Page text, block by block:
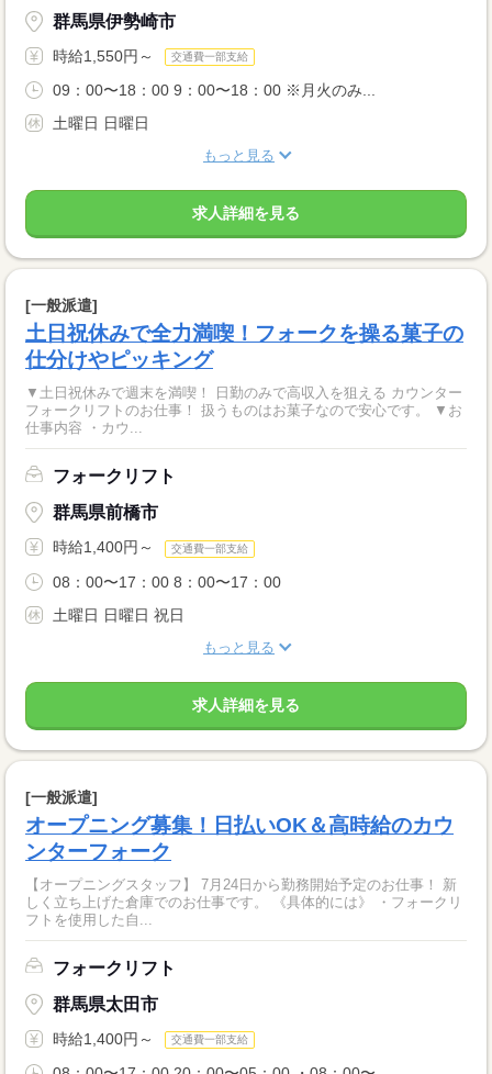
群馬県伊勢崎市
時給1,550円～ 交通費一部支給
09：00〜18：00 9：00〜18：00 ※月火のみ...
土曜日 日曜日
もっと見る
求人詳細を見る
[一般派遣]
土日祝休みで全力満喫！フォークを操る菓子の
仕分けやピッキング
▼土日祝休みで週末を満喫！ 日勤のみで高収入を狙える カウンター
フォークリフトのお仕事！ 扱うものはお菓子なので安心です。 ▼お
仕事内容 ・カウ...
フォークリフト
群馬県前橋市
時給1,400円～ 交通費一部支給
08：00〜17：00 8：00〜17：00
土曜日 日曜日 祝日
もっと見る
求人詳細を見る
[一般派遣]
オープニング募集！日払いOK＆高時給のカウ
ンターフォーク
【オープニングスタッフ】 7月24日から勤務開始予定のお仕事！ 新
しく立ち上げた倉庫でのお仕事です。 《具体的には》 ・フォークリ
フトを使用した自...
フォークリフト
群馬県太田市
時給1,400円～ 交通費一部支給